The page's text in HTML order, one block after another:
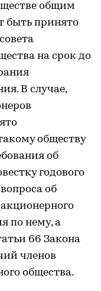
общим
быть принято
на срок до
В случае,
обществу
об
годового
об
по нему, а
66 Закона
членов
общества.